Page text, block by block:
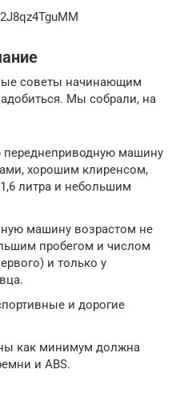
советы начинающим
Мы собрали, на
переднеприводную машину
хорошим клиренсом,
литра и небольшим
машину возрастом не
пробегом и числом
и только у
и дорогие
как минимум должна
и ABS.